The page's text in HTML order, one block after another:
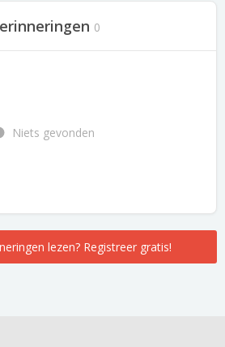
0
Niets gevonden
lezen? Registreer gratis!